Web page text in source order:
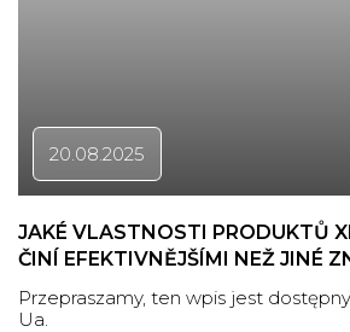
20.08.2025
JAKÉ VLASTNOSTI PRODUKTŮ
ČINÍ EFEKTIVNĚJŠÍMI NEŽ JINÉ
Przepraszamy, ten wpis jest
Ua.